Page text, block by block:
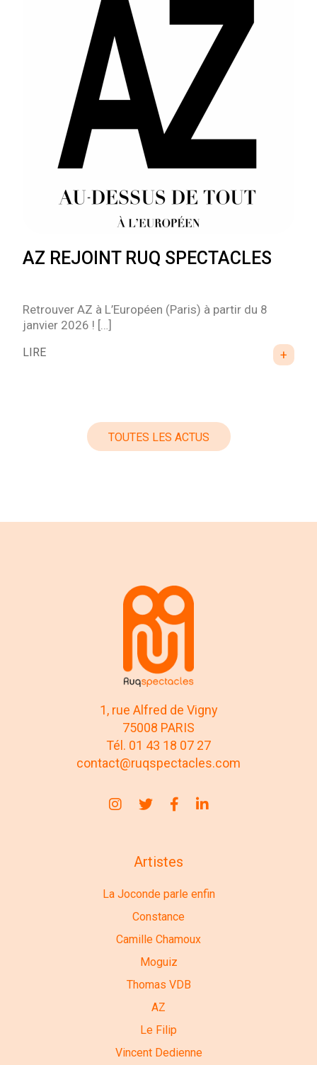
AZ REJOINT RUQ SPECTACLES
Retrouver AZ à L’Européen (Paris) à partir du 8
janvier 2026 ! […]
LIRE +
TOUTES LES ACTUS
1, rue Alfred de Vigny
75008 PARIS
Tél. 01 43 18 07 27
contact@ruqspectacles.com
Artistes
La Joconde parle enfin
Constance
Camille Chamoux
Moguiz
Thomas VDB
AZ
Le Filip
Vincent Dedienne